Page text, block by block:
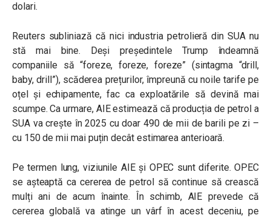
dolari.
Reuters subliniază că nici industria petrolieră din SUA nu
stă mai bine. Deși președintele Trump îndeamnă
companiile să “foreze, foreze, foreze” (sintagma “drill,
baby, drill”), scăderea prețurilor, împreună cu noile tarife pe
oțel și echipamente, fac ca exploatările să devină mai
scumpe. Ca urmare, AIE estimează că producția de petrol a
SUA va crește în 2025 cu doar 490 de mii de barili pe zi –
cu 150 de mii mai puțin decât estimarea anterioară.
Pe termen lung, viziunile AIE și OPEC sunt diferite. OPEC
se așteaptă ca cererea de petrol să continue să crească
mulți ani de acum înainte. În schimb, AIE prevede că
cererea globală va atinge un vârf în acest deceniu, pe